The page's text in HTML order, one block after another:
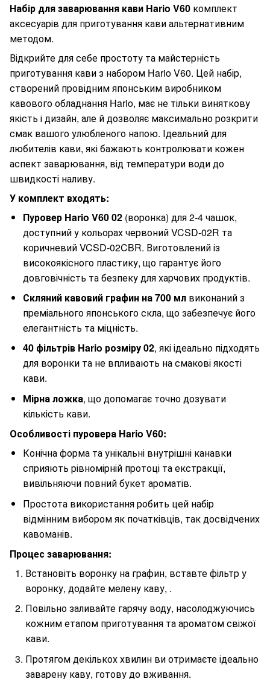
Набір для заварювання кави Hario V60 комплект
аксесуарів для приготування кави альтернативним
методом.
Відкрийте для себе простоту та майстерність
приготування кави з набором Hario V60. Цей набір,
створений провідним японським виробником
кавового обладнання Hario, має не тільки виняткову
якість і дизайн, але й дозволяє максимально розкрити
смак вашого улюбленого напою. Ідеальний для
любителів кави, які бажають контролювати кожен
аспект заварювання, від температури води до
швидкості наливу.
У комплект входять:
Пуровер Hario V60 02 (воронка) для 2-4 чашок,
доступний у кольорах червоний VCSD-02R та
коричневий VCSD-02CBR. Виготовлений із
високоякісного пластику, що гарантує його
довговічність та безпеку для харчових продуктів.
Скляний кавовий графин на 700 мл виконаний з
преміального японського скла, що забезпечує його
елегантність та міцність.
40 фільтрів Hario розміру 02, які ідеально підходять
для воронки та не впливають на смакові якості
кави.
Мірна ложка, що допомагає точно дозувати
кількість кави.
Особливості пуровера Hario V60:
Конічна форма та унікальні внутрішні канавки
сприяють рівномірній протоці та екстракції,
вивільняючи повний букет ароматів.
Простота використання робить цей набір
відмінним вибором як початківців, так досвідчених
кавоманів.
Процес заварювання:
Встановіть воронку на графин, вставте фільтр у
воронку, додайте мелену каву, .
Повільно заливайте гарячу воду, насолоджуючись
кожним етапом приготування та ароматом свіжої
кави.
Протягом декількох хвилин ви отримаєте ідеально
заварену каву, готову до вживання.